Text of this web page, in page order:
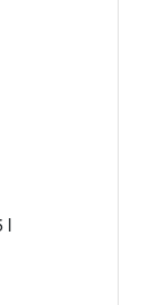
l